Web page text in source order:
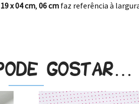
x 04cm, 06 cm faz referência à
pode gostar…